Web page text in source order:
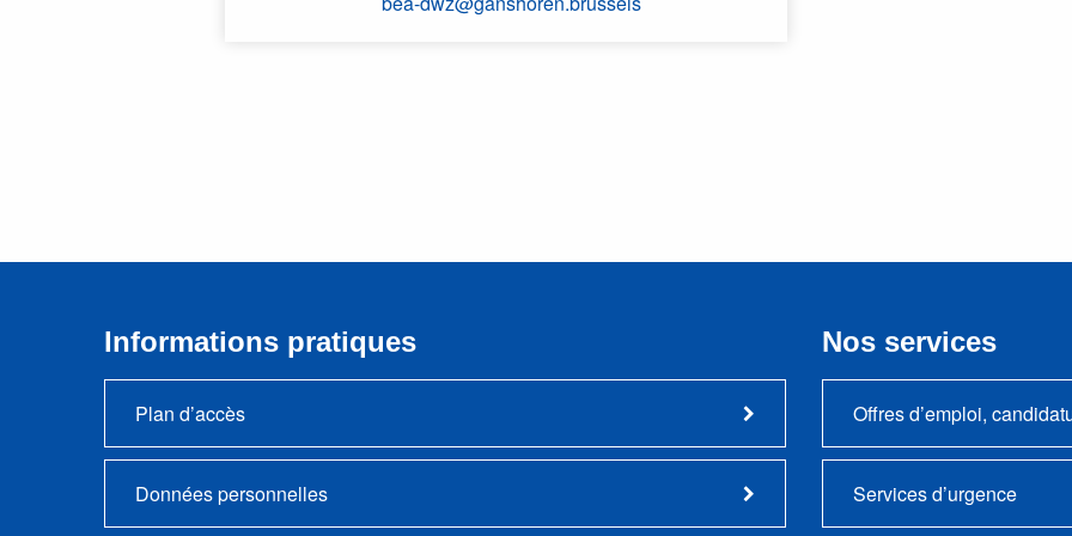
Informations pratiques
Plan d’accès
Données personnelles
Nos services
Offres d’emploi,
Services d’urgence